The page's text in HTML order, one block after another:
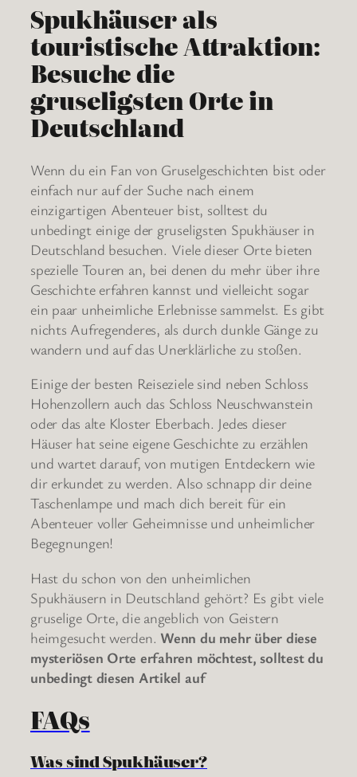
Spukhäuser als
touristische Attraktion:
Besuche die
gruseligsten Orte in
Deutschland
Wenn du ein Fan von Gruselgeschichten bist oder
einfach nur auf der Suche nach einem
einzigartigen Abenteuer bist, solltest du
unbedingt einige der gruseligsten Spukhäuser in
Deutschland besuchen. Viele dieser Orte bieten
spezielle Touren an, bei denen du mehr über ihre
Geschichte erfahren kannst und vielleicht sogar
ein paar unheimliche Erlebnisse sammelst. Es gibt
nichts Aufregenderes, als durch dunkle Gänge zu
wandern und auf das Unerklärliche zu stoßen.
Einige der besten Reiseziele sind neben Schloss
Hohenzollern auch das Schloss Neuschwanstein
oder das alte Kloster Eberbach. Jedes dieser
Häuser hat seine eigene Geschichte zu erzählen
und wartet darauf, von mutigen Entdeckern wie
dir erkundet zu werden. Also schnapp dir deine
Taschenlampe und mach dich bereit für ein
Abenteuer voller Geheimnisse und unheimlicher
Begegnungen!
Hast du schon von den unheimlichen
Spukhäusern in Deutschland gehört? Es gibt viele
gruselige Orte, die angeblich von Geistern
heimgesucht werden. Wenn du mehr über diese
mysteriösen Orte erfahren möchtest, solltest du
unbedingt diesen Artikel auf
FAQs
Was sind Spukhäuser?